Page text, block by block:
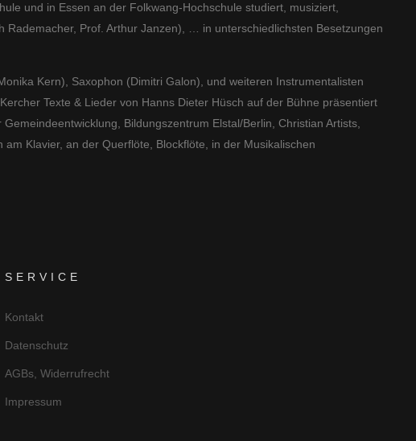
und in Essen an der Folkwang-Hochschule studiert, musiziert,
Prof. Arthur Janzen), … in unterschiedlichsten Besetzungen
Kern), Saxophon (Dimitri Galon), und weiteren Instrumentalisten
Texte & Lieder von Hanns Dieter Hüsch auf der Bühne präsentiert
Bildungszentrum Elstal/Berlin, Christian Artists,
Klavier, an der Querflöte, Blockflöte, in der Musikalischen
SERVICE
Kontakt
Datenschutz
AGBs, Widerrufrecht
Impressum